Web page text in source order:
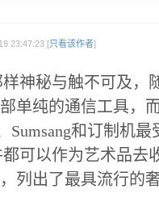
23:47:23 [只看该作者]
神秘与触不可及
单纯的通信工具，
和订制机最
可以作为艺术品
列出了最具流行的